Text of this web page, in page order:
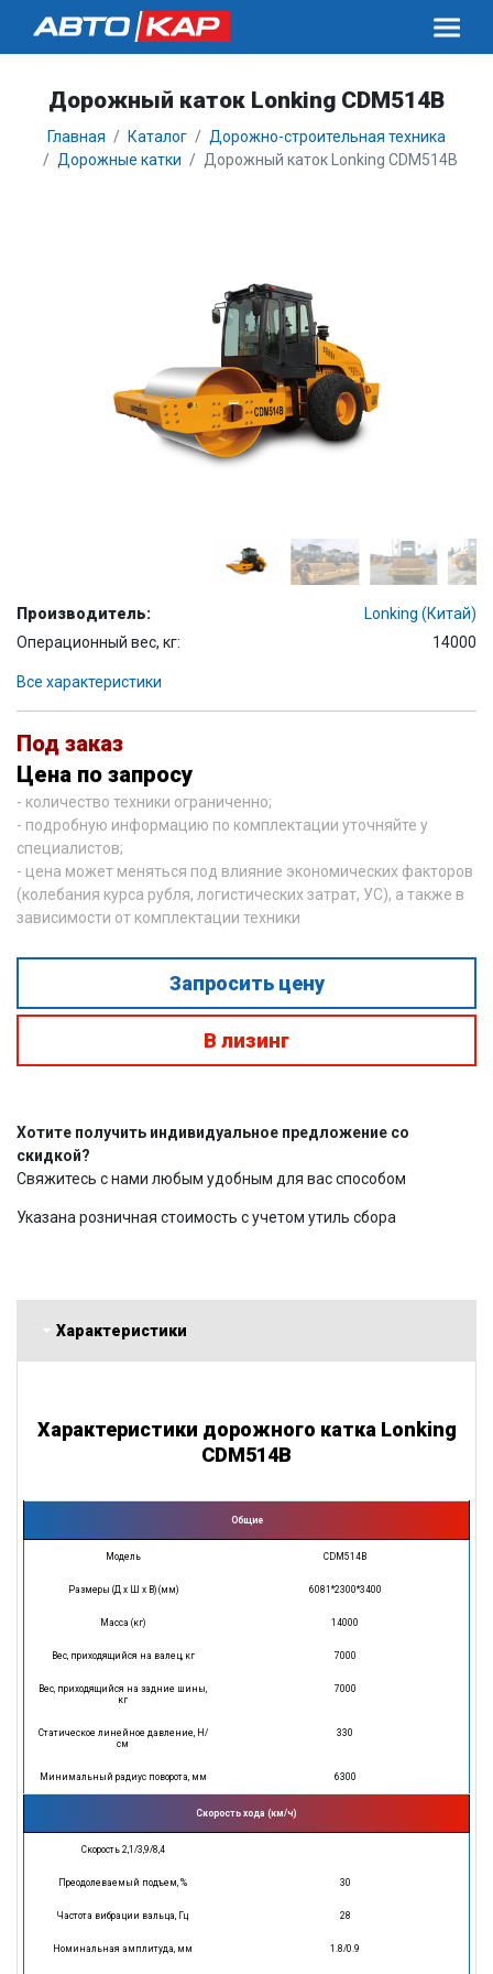
Дорожный каток Lonking CDM514B
Главная Каталог
Дорожно-строительная техника
Дорожные катки
Дорожный каток Lonking CDM514B
Производитель:
Lonking (Китай)
Операционный вес, кг:
14000
Все характеристики
Под заказ
Цена по запросу
- количество техники ограниченно;
- подробную информацию по комплектации уточняйте у
специалистов;
- цена может меняться под влияние экономических факторов
(колебания курса рубля, логистических затрат, УС), а также в
зависимости от комплектации техники
Запросить цену
В лизинг
Хотите получить индивидуальное предложение со
скидкой?
Свяжитесь с нами любым удобным для вас способом
Указана розничная стоимость с учетом утиль сбора
Характеристики
Характеристики дорожного катка Lonking
CDM514B
Общие
Модель CDM514B
Размеры (Д х Ш х В) (мм) 6081*2300*3400
Масса (кг) 14000
Вес, приходящийся на валец, кг 7000
Вес, приходящийся на задние шины,
кг
7000
Статическое линейное давление, Н/
см
330
Минимальный радиус поворота, мм 6300
Скорость хода (км/ч)
Скорость 2,1/3,9/8,4
Преодолеваемый подъем, % 30
Частота вибрации вальца, Гц 28
Номинальная амплитуда, мм 1.8/0.9